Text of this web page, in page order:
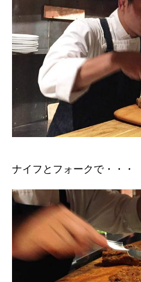
ナイフとフォークで・・・